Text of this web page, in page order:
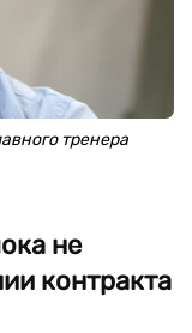
тренера
не
контракта